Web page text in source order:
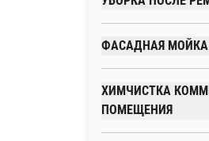
ФАСАДНАЯ МОЙКА
ХИМЧИСТКА
ПОМЕЩЕНИЯ